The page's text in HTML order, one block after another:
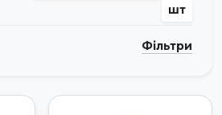
шт
Фільтри